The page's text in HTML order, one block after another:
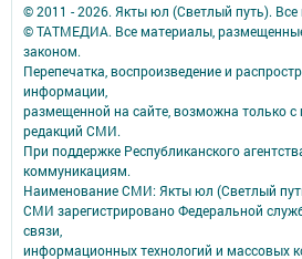
© 2011 - 2026. Якты юл (Светлый путь).
© ТАТМЕДИА. Все материалы,
законом.
Перепечатка, воспроизведение и
информации,
размещенной на сайте, возможна только с
редакций СМИ.
При поддержке Республиканского
коммуникациям.
Наименование СМИ: Якты юл (Светлый
СМИ зарегистрировано Федеральной
связи,
информационных технологий и массовых